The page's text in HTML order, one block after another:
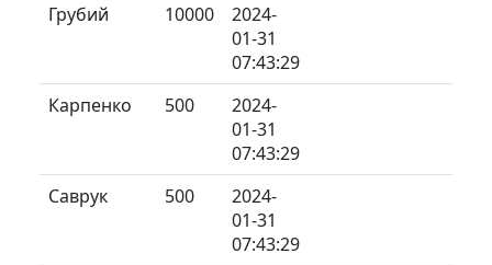
Грубий
10000
2024-
01-31
07:43:29
Карпенко
500
2024-
01-31
07:43:29
Саврук
500
2024-
01-31
07:43:29